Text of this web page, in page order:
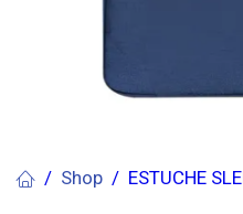
Shop ESTUCHE